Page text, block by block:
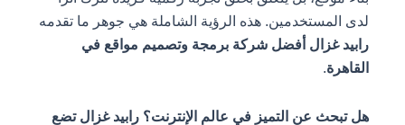
لدى المستخدمين. هذه الرؤية الشاملة هي جوهر ما تقدمه
رابيد غزال أفضل شركة برمجة وتصميم مواقع في
القاهرة.
هل تبحث عن التميز في عالم الإنترنت؟ رابيد غزال تضع